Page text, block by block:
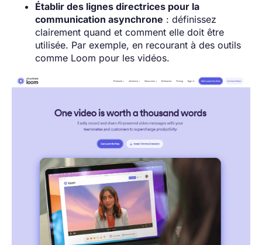
Établir des lignes directrices pour la
communication asynchrone : définissez
clairement quand et comment elle doit être
utilisée. Par exemple, en recourant à des outils
comme Loom pour les vidéos.